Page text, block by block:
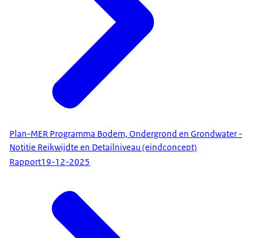
Plan-MER Programma Bodem, Ondergrond en Grondwater -
Notitie Reikwijdte en Detailniveau (eindconcept)
Rapport19-12-2025